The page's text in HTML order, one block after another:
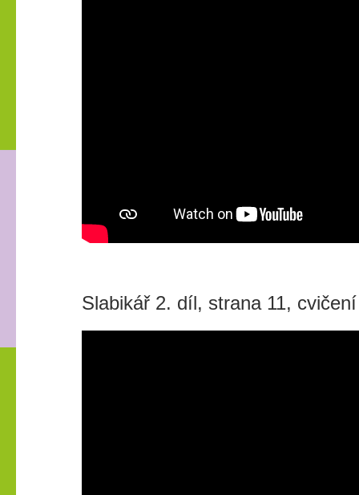
Slabikář 2. díl, strana 11,